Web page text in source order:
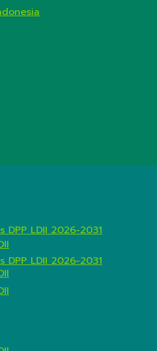
DPP LDII 2026-2031
DPP LDII 2026-2031